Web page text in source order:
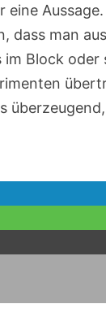
eine
dass man
im Block